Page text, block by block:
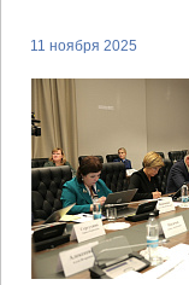
11 ноября 2025